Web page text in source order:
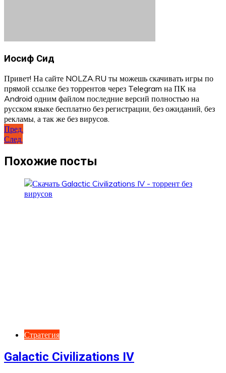
Иосиф Сид
Привет! На сайте NOLZA.RU ты можешь скачивать игры по
прямой ссылке без торрентов через Telegram на ПК на
Android одним файлом последние версий полностью на
русском языке бесплатно без регистрации, без ожиданий, без
рекламы, а так же без вирусов.
Навигация
по
записям
Пред.
След.
Похожие посты
Стратегия
Galactic Civilizations IV